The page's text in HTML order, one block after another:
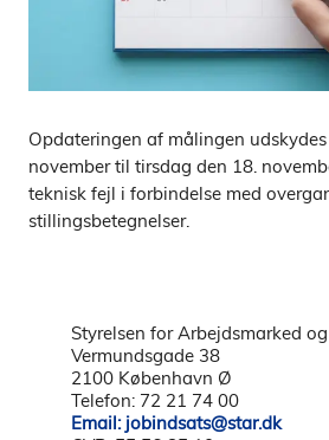
Opdateringen af målingen
november til tirsdag den 18.
teknisk fejl i forbindelse med
stillingsbetegnelser.
Styrelsen for Arbejdsmarked
Vermundsgade 38
2100 København Ø
Telefon: 72 21 74 00
Email: jobindsats@star.dk